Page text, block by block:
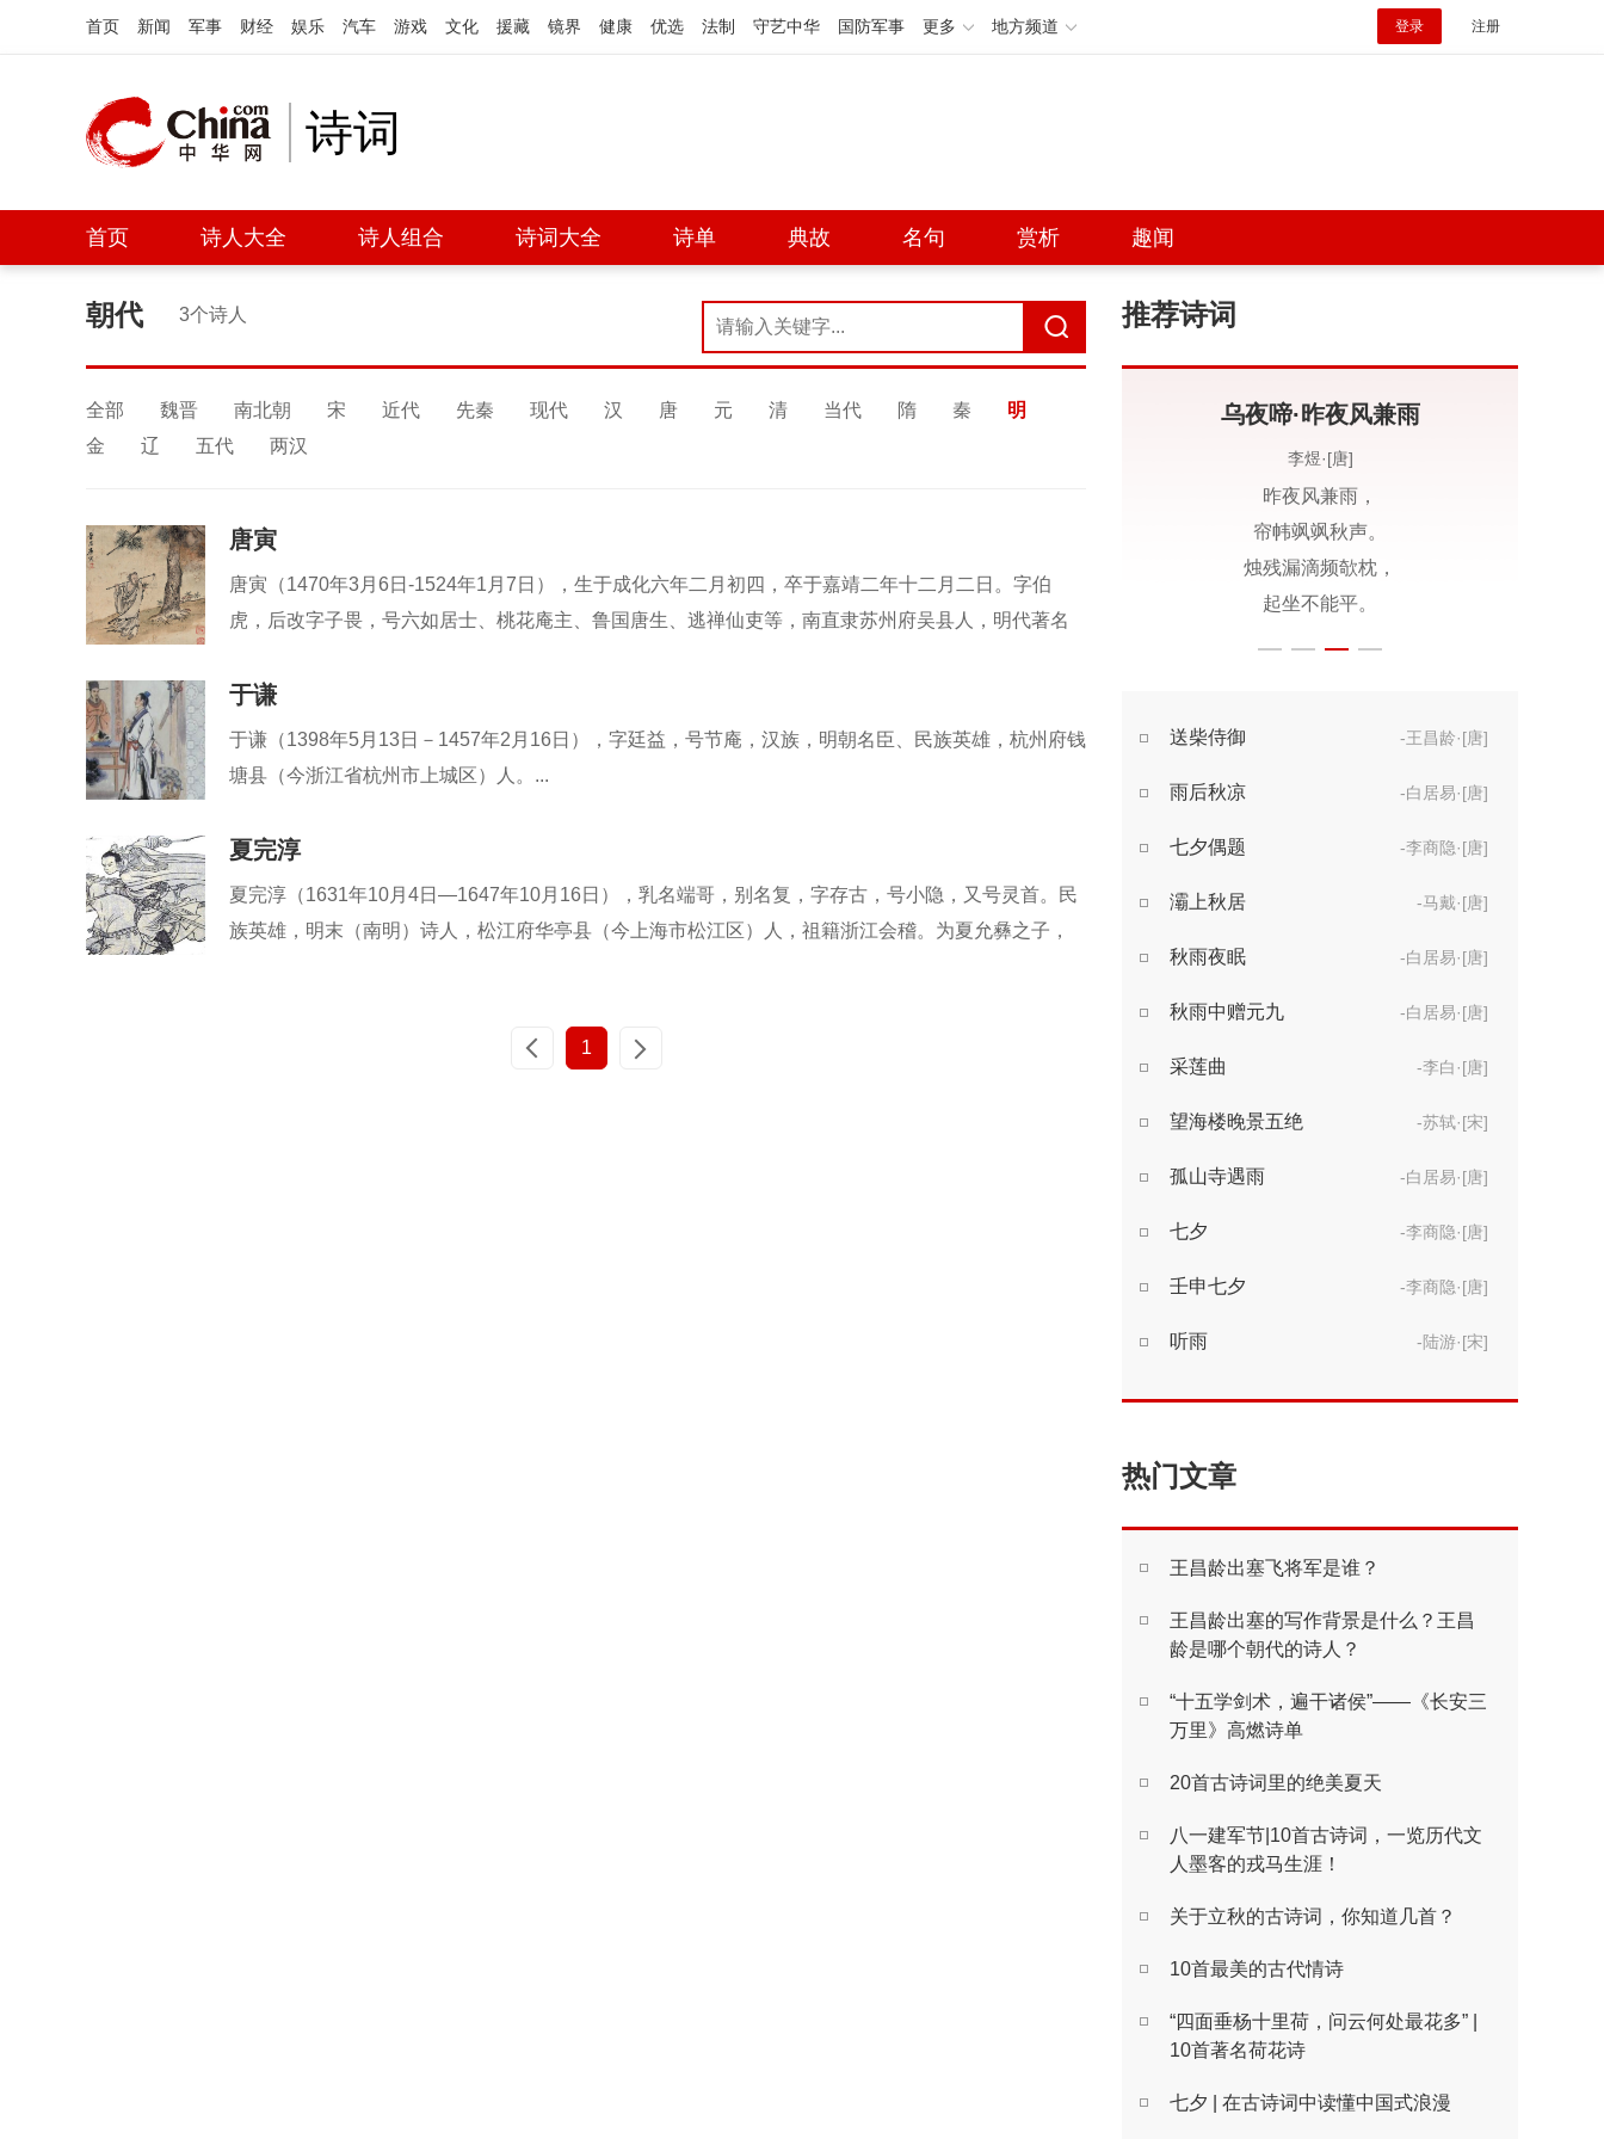
首页 新闻 军事 财经 娱乐 汽车 游戏 文化 援藏 镜界 健康 优选 法制 守艺中华 国防军事 更多 地方频道 登录 注册
诗词
首页 诗人大全 诗人组合 诗词大全 诗单 典故 名句 赏析 趣闻
朝代 3个诗人
全部 魏晋 南北朝 宋 近代 先秦 现代 汉 唐 元 清 当代 隋 秦
明
金
辽 五代 两汉
唐寅
唐寅（1470年3月6日-1524年1月7日），生于成化六年二月初四，卒于嘉靖二年十二月二日。字伯
虎，后改字子畏，号六如居士、桃花庵主、鲁国唐生、逃禅仙吏等，南直隶苏州府吴县人，明代著名
名中也常用“晋昌唐寅”落款...
于谦
于谦（1398年5月13日－1457年2月16日），字廷益，号节庵，汉族，明朝名臣、民族英雄，杭州府钱
塘县（今浙江省杭州市上城区）人。...
夏完淳
夏完淳（1631年10月4日—1647年10月16日），乳名端哥，别名复，字存古，号小隐，又号灵首。民
族英雄，明末（南明）诗人，松江府华亭县（今上海市松江区）人，祖籍浙江会稽。为夏允彝之子，
1
下一页
推荐诗词
夜雨寄北
李商隐·[唐]
巴山夜雨涨秋池。
何当共剪西窗烛，
却话巴山夜雨时。
秋思
白露凋华滋。
夜雨 乌夜啼·昨夜风兼雨
李煜·[唐]
昨夜风兼雨，
帘帏飒飒秋声。
烛残漏滴频欹枕，
起坐不能平。
送柴侍御 -王昌龄·[唐]
雨后秋凉 -白居易·[唐]
七夕偶题 -李商隐·[唐]
灞上秋居 -马戴·[唐]
秋雨夜眠 -白居易·[唐]
秋雨中赠元九 -白居易·[唐]
采莲曲 -李白·[唐]
望海楼晚景五绝 -苏轼·[宋]
孤山寺遇雨 -白居易·[唐]
七夕 -李商隐·[唐]
壬申七夕 -李商隐·[唐]
听雨 -陆游·[宋]
热门文章
王昌龄出塞飞将军是谁？
王昌龄出塞的写作背景是什么？王昌
龄是哪个朝代的诗人？
“十五学剑术，遍干诸侯”——《长安三
万里》高燃诗单
20首古诗词里的绝美夏天
八一建军节|10首古诗词，一览历代文
人墨客的戎马生涯！
关于立秋的古诗词，你知道几首？
10首最美的古代情诗
“四面垂杨十里荷，问云何处最花多” |
10首著名荷花诗
七夕 | 在古诗词中读懂中国式浪漫